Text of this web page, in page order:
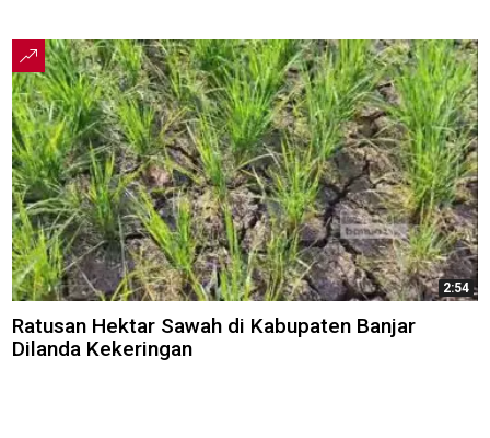
2:54
Ratusan Hektar Sawah di Kabupaten Banjar
Dilanda Kekeringan